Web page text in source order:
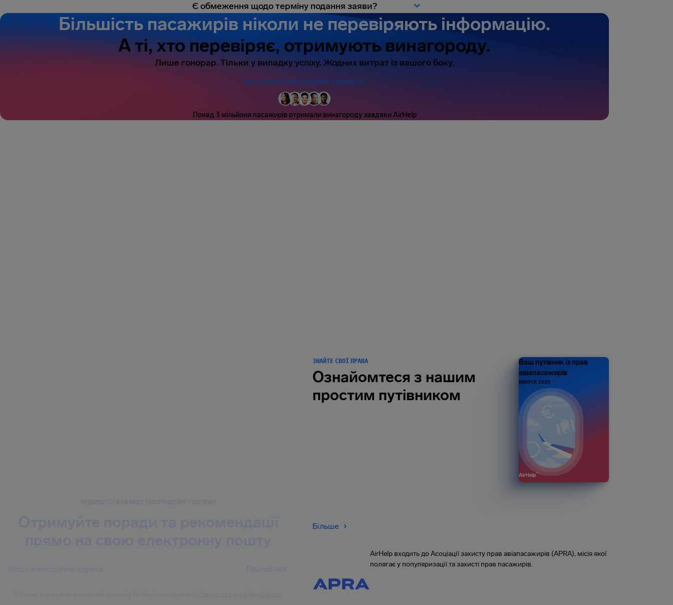
Є обмеження щодо терміну подання заяви?
Більшість пасажирів ніколи не перевіряють інформацію.
А ті, хто перевіряє, отримують винагороду.
Лише гонорар. Тільки у випадку успіху. Жодних витрат із вашого боку.
Яку компенсацію я вправі отримати?
Понад 3 мільйони пасажирів отримали винагороду завдяки AirHelp
ЗНАЙТЕ СВОЇ ПРАВА
Ознайомтеся з нашим
простим путівником
Більше
Ваш путівник із прав
авіапасажирів
ВИПУСК 2026
AirHelp входить до Асоціації захисту прав авіапасажирів (APRA), місія якої
полягає у популяризації та захисті прав пасажирів.